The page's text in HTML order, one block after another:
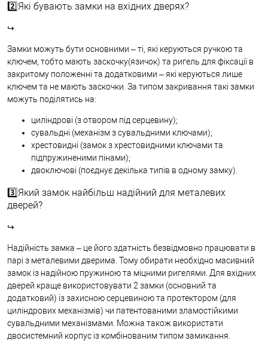
2️⃣Які бувають замки на вхідних дверях?
↪
Замки можуть бути основними – ті, які керуються ручкою та
ключем, тобто мають заскочку(язичок) та ригель для фіксації в
закритому положенні та додатковими – які керуються лише
ключем та не мають заскочки. За типом закривання такі замки
можуть поділятись на:
циліндрові (з отвором під серцевину);
сувальдні (механізм з сувальдними ключами);
хрестовидні (замок з хрестовидними ключами та
підпружиненими пінами);
двоключові (поєднує декілька типів в одному замку).
3️⃣Який замок найбільш надійний для металевих
дверей?
↪
Надійність замка – це його здатність безвідмовно працювати в
парі з металевими дверима. Тому обирати необхідно масивний
замок із надійною пружиною та міцними ригелями. Для вхідних
дверей краще використовувати 2 замки (основний та
додатковий) із захисною серцевиною та протектором (для
циліндрових механізмів) чи патентованими зламостійкими
сувальдними механізмами. Можна також використати
двосистемний корпус із комбінованим типом замикання.